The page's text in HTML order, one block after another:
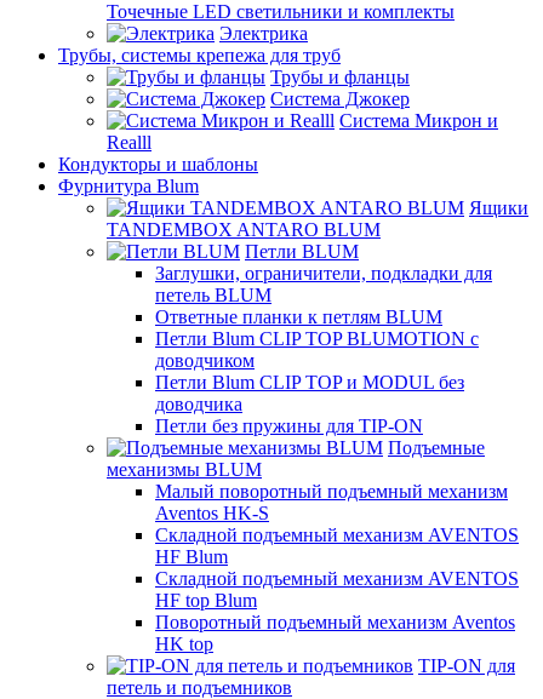
Точечные LED светильники и комплекты
Электрика
Трубы, системы крепежа для труб
Трубы и фланцы
Система Джокер
Система Микрон и
Realll
Кондукторы и шаблоны
Фурнитура Blum
Ящики
TANDEMBOX ANTARO BLUM
Петли BLUM
Заглушки, ограничители, подкладки для
петель BLUM
Ответные планки к петлям BLUM
Петли Blum CLIP TOP BLUMOTION с
доводчиком
Петли Blum CLIP TOP и MODUL без
доводчика
Петли без пружины для TIP-ON
Подъемные
механизмы BLUM
Малый поворотный подъемный механизм
Aventos HK-S
Складной подъемный механизм AVENTOS
HF Blum
Складной подъемный механизм AVENTOS
HF top Blum
Поворотный подъемный механизм Aventos
HK top
TIP-ON для
петель и подъемников